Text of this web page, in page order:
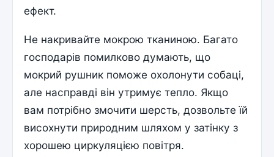
ефект.
Не накривайте мокрою тканиною. Багато
господарів помилково думають, що
мокрий рушник поможе охолонути собаці,
але насправді він утримує тепло. Якщо
вам потрібно змочити шерсть, дозвольте їй
висохнути природним шляхом у затінку з
хорошею циркуляцією повітря.